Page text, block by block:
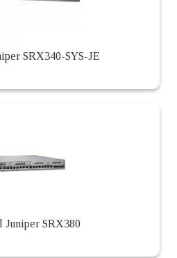
SRX340-SYS-JE
Juniper SRX380